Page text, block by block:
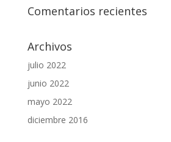
Comentarios recientes
Archivos
julio 2022
junio 2022
mayo 2022
diciembre 2016